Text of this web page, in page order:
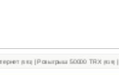
(591)|Розыгрыш 50000 TRX (919)|